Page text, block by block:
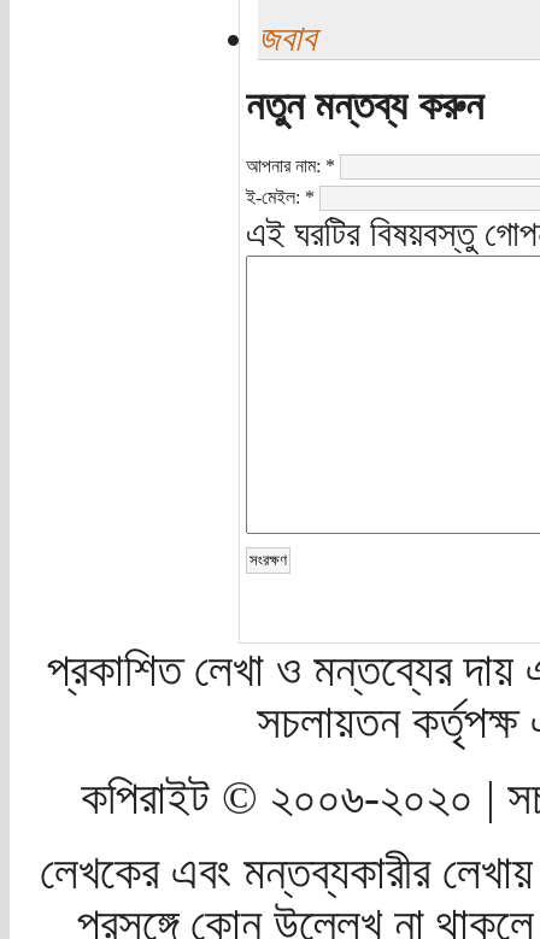
জবাব
নতুন মন্তব্য করুন
আপনার নাম: *
ই-মেইল: *
এই ঘরটির বিষয়বস্তু
প্রকাশিত লেখা ও মন্তব্যের দায়
সচলায়তন
কপিরাইট © ২০০৬-২০২০ |
লেখকের এবং মন্তব্যকারীর
প্রসঙ্গে কোন উল্লেখ না